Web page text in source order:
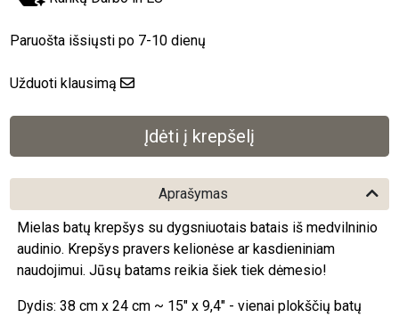
Paruošta išsiųsti po 7-10 dienų
Užduoti klausimą
Aprašymas
Mielas batų krepšys su dygsniuotais batais iš medvilninio
audinio. Krepšys pravers kelionėse ar kasdieniniam
naudojimui. Jūsų batams reikia šiek tiek dėmesio!
Dydis: 38 cm x 24 cm ~ 15" x 9,4" - vienai plokščių batų